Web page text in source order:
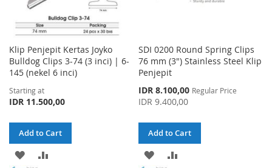
Klip Penjepit Kertas Joyko
Bulldog Clips 3-74 (3 inci) | 6-
145 (nekel 6 inci)
Starting at
IDR 11.500,00
Add to Cart
ADD
SDI 0200 Round Spring Clips
76 mm (3") Stainless Steel Klip
Penjepit
Special
Price
IDR 8.100,00 Regular Price
IDR 9.400,00
Add to Cart
ADD